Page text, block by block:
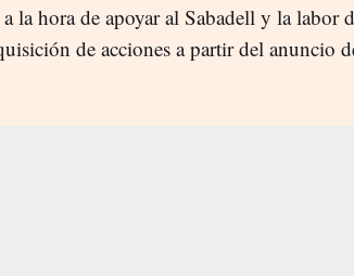
a la hora de apoyar al Sabadell y la labor
de acciones a partir del anuncio